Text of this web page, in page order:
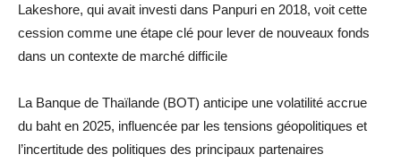
Lakeshore, qui avait investi dans Panpuri en 2018, voit cette
cession comme une étape clé pour lever de nouveaux fonds
dans un contexte de marché difficile
La Banque de Thaïlande (BOT) anticipe une volatilité accrue
du baht en 2025, influencée par les tensions géopolitiques et
l’incertitude des politiques des principaux partenaires